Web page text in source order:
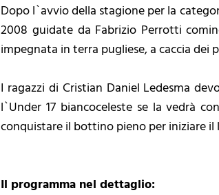
Dopo l`avvio della stagione per la
2008 guidate da Fabrizio Perrotti
impegnata in terra pugliese, a caccia
I ragazzi di Cristian Daniel Ledesma
l`Under 17 biancoceleste se la vedrà
conquistare il bottino pieno per iniziare il
Il programma nel dettaglio: